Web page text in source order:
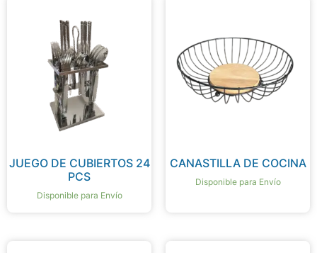
JUEGO DE CUBIERTOS 24
PCS
Disponible para Envío
CANASTILLA DE COCINA
Disponible para Envío